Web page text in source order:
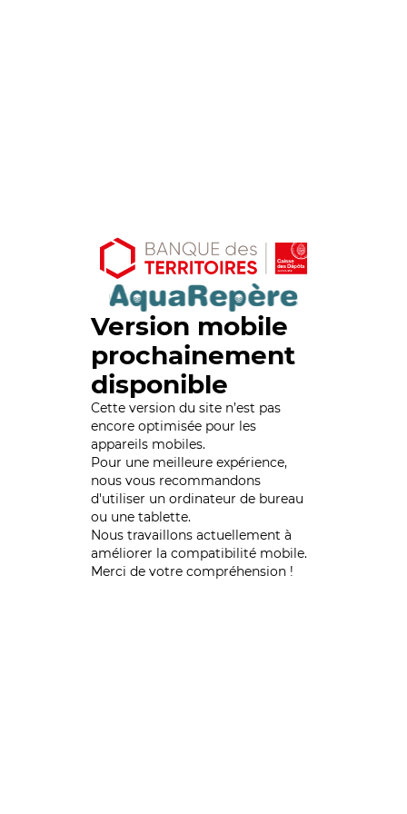
Version mobile
prochainement
disponible
Cette version du site n’est pas
encore optimisée pour les
appareils mobiles.
Pour une meilleure expérience,
nous vous recommandons
d'utiliser un ordinateur de bureau
ou une tablette.
Nous travaillons actuellement à
améliorer la compatibilité mobile.
Merci de votre compréhension !